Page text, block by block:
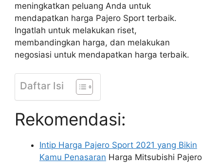
meningkatkan peluang Anda untuk
mendapatkan harga Pajero Sport terbaik.
Ingatlah untuk melakukan riset,
membandingkan harga, dan melakukan
negosiasi untuk mendapatkan harga terbaik.
Daftar Isi
Rekomendasi:
Intip Harga Pajero Sport 2021 yang Bikin
Kamu Penasaran Harga Mitsubishi Pajero